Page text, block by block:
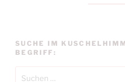
SUCHE IM
BEGRIFF: